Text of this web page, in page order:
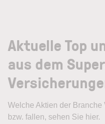
Aktuelle Top
aus dem
Welche Aktien der
bzw. fallen, sehen Sie hier.